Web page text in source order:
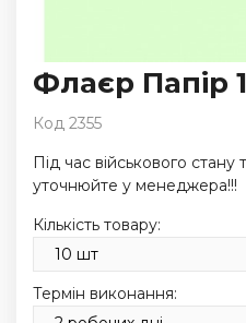
Флаєр Папір
Код 2355
Під час військового стану
уточнюйте у менеджера!!!
Кількість товару:
Термін виконання: